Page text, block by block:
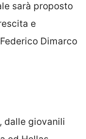
sarà proposto
e
Dimarco
dalle giovanili